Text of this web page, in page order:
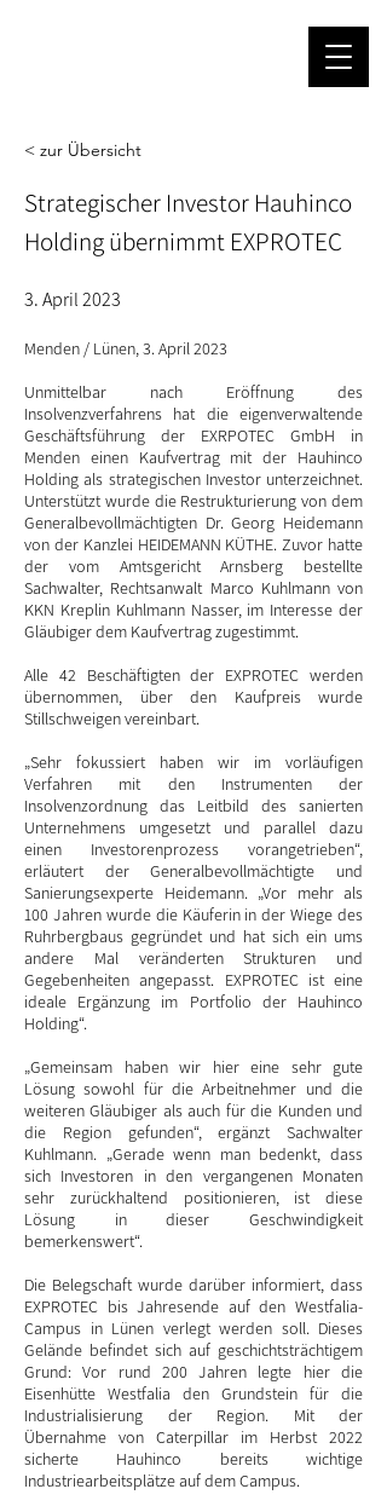
< zur Übersicht
Strategischer Investor Hauhinco
Holding übernimmt EXPROTEC
3. April 2023
Menden / Lünen, 3. April 2023
Unmittelbar nach Eröffnung des
Insolvenzverfahrens hat die eigenverwaltende
Geschäftsführung der EXRPOTEC GmbH in
Menden einen Kaufvertrag mit der Hauhinco
Holding als strategischen Investor unterzeichnet.
Unterstützt wurde die Restrukturierung von dem
Generalbevollmächtigten Dr. Georg Heidemann
von der Kanzlei HEIDEMANN KÜTHE. Zuvor hatte
der vom Amtsgericht Arnsberg bestellte
Sachwalter, Rechtsanwalt Marco Kuhlmann von
KKN Kreplin Kuhlmann Nasser, im Interesse der
Gläubiger dem Kaufvertrag zugestimmt.
Alle 42 Beschäftigten der EXPROTEC werden
übernommen, über den Kaufpreis wurde
Stillschweigen vereinbart.
„Sehr fokussiert haben wir im vorläufigen
Verfahren mit den Instrumenten der
Insolvenzordnung das Leitbild des sanierten
Unternehmens umgesetzt und parallel dazu
einen Investorenprozess vorangetrieben“,
erläutert der Generalbevollmächtigte und
Sanierungsexperte Heidemann. „Vor mehr als
100 Jahren wurde die Käuferin in der Wiege des
Ruhrbergbaus gegründet und hat sich ein ums
andere Mal veränderten Strukturen und
Gegebenheiten angepasst. EXPROTEC ist eine
ideale Ergänzung im Portfolio der Hauhinco
Holding“.
„Gemeinsam haben wir hier eine sehr gute
Lösung sowohl für die Arbeitnehmer und die
weiteren Gläubiger als auch für die Kunden und
die Region gefunden“, ergänzt Sachwalter
Kuhlmann. „Gerade wenn man bedenkt, dass
sich Investoren in den vergangenen Monaten
sehr zurückhaltend positionieren, ist diese
Lösung in dieser Geschwindigkeit
bemerkenswert“.
Die Belegschaft wurde darüber informiert, dass
EXPROTEC bis Jahresende auf den Westfalia-
Campus in Lünen verlegt werden soll. Dieses
Gelände befindet sich auf geschichtsträchtigem
Grund: Vor rund 200 Jahren legte hier die
Eisenhütte Westfalia den Grundstein für die
Industrialisierung der Region. Mit der
Übernahme von Caterpillar im Herbst 2022
sicherte Hauhinco bereits wichtige
Industriearbeitsplätze auf dem Campus.